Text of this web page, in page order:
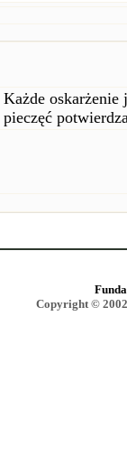
Każde
pieczęć
Copyright ©